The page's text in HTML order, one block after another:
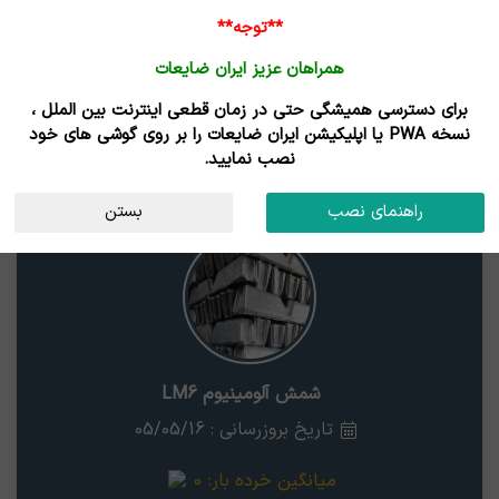
قیمت روز خریداران فروشندگان
نتایج جستجوی قیمت
بوشهر
شمش آلومینیوم LM6
تاریخ بروزرسانی : 05/05/16
میانگین خرده بار: 0
**توجه**
همراهان عزیز ایران ضایعات
برای دسترسی همیشگی حتی در زمان قطعی اینترنت بین الملل ،
نسخه PWA یا اپلیکیشن ایران ضایعات را بر روی گوشی های خود
نصب نمایید.
راهنمای نصب بستن